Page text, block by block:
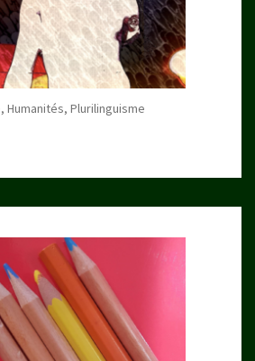
Humanités, Plurilinguisme